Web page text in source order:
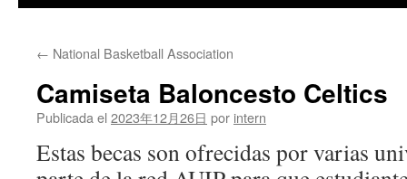
contenido
← National Basketball Association
Camiseta Baloncesto Celtics
Publicada el 2023年12月26日 por intern
Estas becas son ofrecidas por varias